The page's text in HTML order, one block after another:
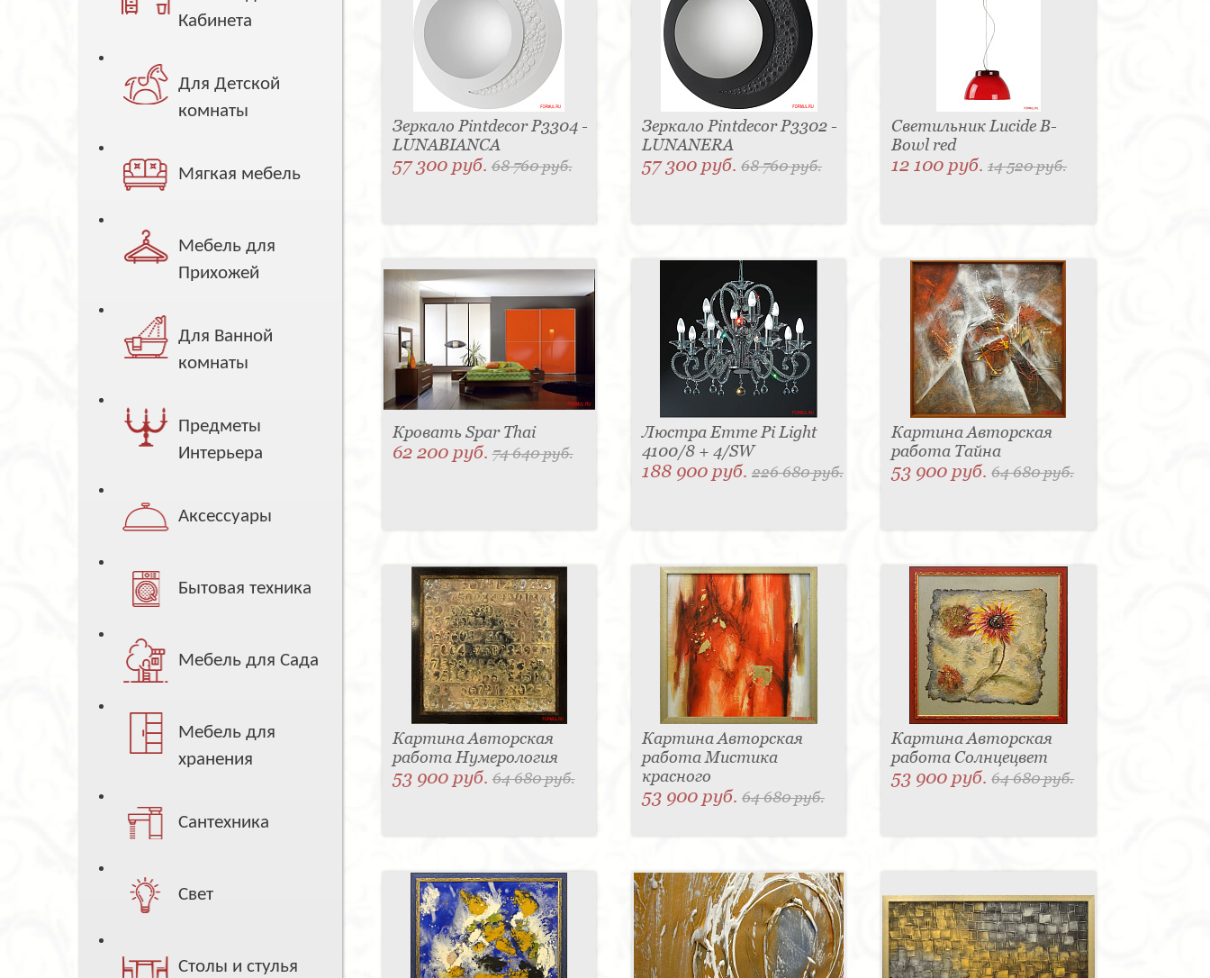
Кабинета
Для Детской
комнаты
Мягкая мебель
Мебель для
Прихожей
Для Ванной
комнаты
Предметы
Интерьера
Аксессуары
Бытовая техника
Мебель для Сада
Мебель для
хранения
Сантехника
Свет
Столы и стулья
Зеркало Pintdecor P3304 -
LUNABIANCA
57 300 руб.68 760 руб.
Зеркало Pintdecor P3302 -
LUNANERA
57 300 руб. 68 760 руб.
Светильник Lucide B-
Bowl red
12 100 руб.14 520 руб.
Кровать Spar Thai
62 200 руб.74 640 руб.
Люстра Emme Pi Light
4100/8 + 4/SW
188 900 руб. 226 680 руб.
Картина Авторская
работа Тайна
53 900 руб.64 680 руб.
Картина Авторская
работа Нумерология
53 900 руб.64 680 руб.
Картина Авторская
работа Мистика
красного
53 900 руб. 64 680 руб.
Картина Авторская
работа Солнцецвет
53 900 руб.64 680 руб.